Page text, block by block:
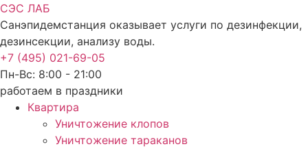
СЭС ЛАБ
Санэпидемстанция оказывает услуги по дезинфекции,
дезинсекции, анализу воды.
+7 (495) 021-69-05
Пн-Вс: 8:00 - 21:00
работаем в праздники
Квартира
Уничтожение клопов
Уничтожение тараканов